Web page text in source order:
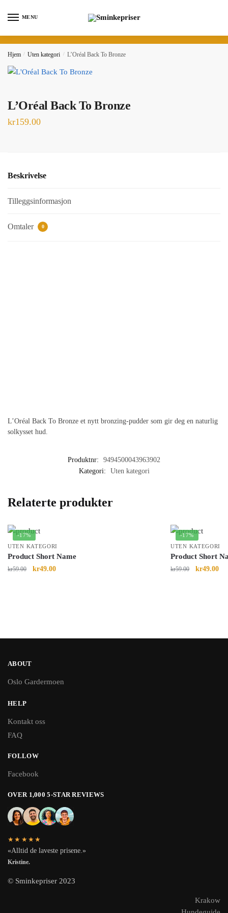
MENU
Hjem / Uten kategori / L’Oréal Back To Bronze
L’Oréal Back To Bronze
kr159.00
Beskrivelse
Tilleggsinformasjon
Omtaler 0
L’Oréal Back To Bronze et nytt bronzing-pudder som gir deg en naturlig
solkysset hud.
Produktnr:
9494500043963902
Kategori:
Uten kategori
Relaterte produkter
-17%
UTEN KATEGORI
Product Short Name
kr59.00 kr49.00
-17%
UTEN KATEGORI
Product Short
kr59.00 kr49.00
ABOUT
Oslo Gardermoen
HELP
Kontakt oss
FAQ
FOLLOW
Facebook
OVER 1,000 5-STAR REVIEWS
★★★★★
«Alltid de laveste prisene.»
Kristine.
© Sminkepriser 2023
Krakow